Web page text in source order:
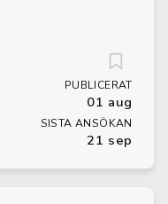
PUBLICERAT
01 aug
SISTA ANSÖKAN
21 sep